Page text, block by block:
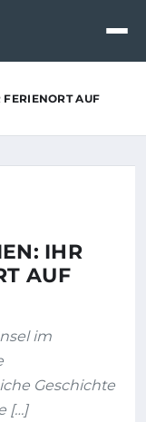
AUF
IHR
AUF
im
Geschichte
[…]